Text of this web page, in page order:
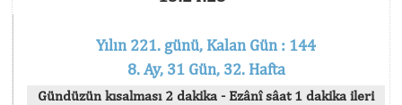
Yılın 221. günü, Kalan Gün : 144
8. Ay, 31 Gün, 32. Hafta
Gündüzün kısalması 2 dakika - Ezânî sâat 1 dakika ileri